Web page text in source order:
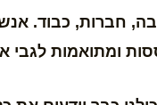
חברות, כבוד.
ומתואמות לגבי